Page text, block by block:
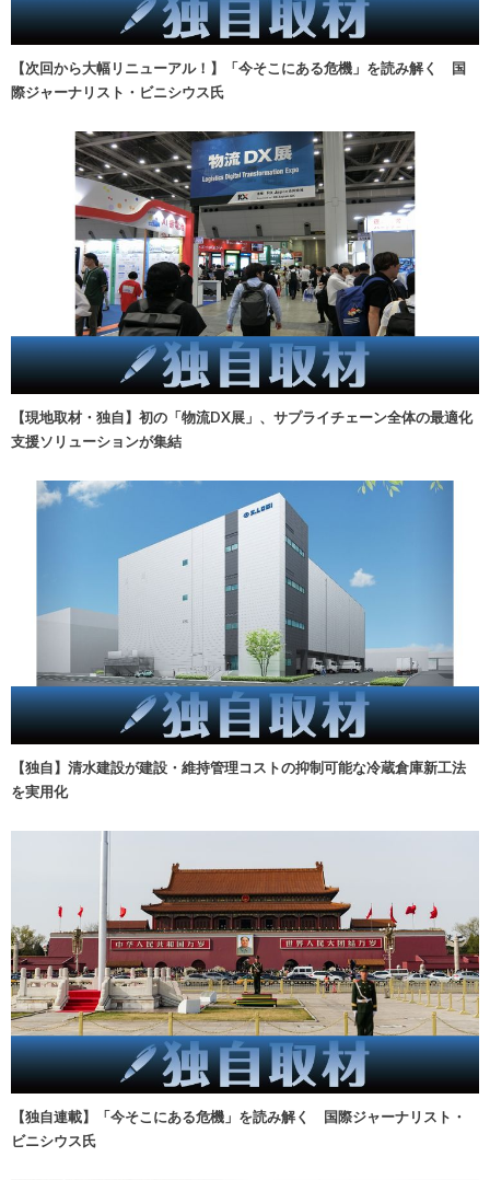
【次回から大幅リニューアル！】「今そこにある危機」を読み解く 国
際ジャーナリスト・ビニシウス氏
【現地取材・独自】初の「物流DX展」、サプライチェーン全体の最適化
支援ソリューションが集結
【独自】清水建設が建設・維持管理コストの抑制可能な冷蔵倉庫新工法
を実用化
【独自連載】「今そこにある危機」を読み解く 国際ジャーナリスト・
ビニシウス氏